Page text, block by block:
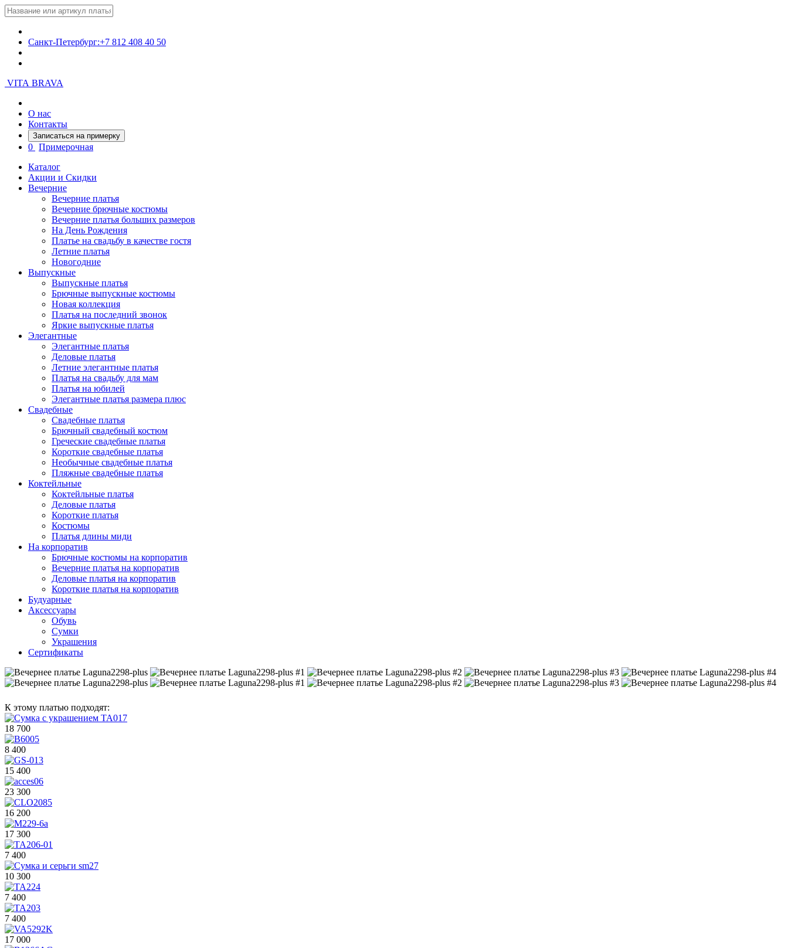
Санкт-Петербург:+7 812 408 40 50
VITA BRAVA
О нас
Контакты
Записаться на примерку
0 Примерочная
Каталог
Акции и Скидки
Вечерние
Вечерние платья
Вечерние брючные костюмы
Вечерние платья больших размеров
На День Рождения
Платье на свадьбу в качестве гостя
Летние платья
Новогодние
Выпускные
Выпускные платья
Брючные выпускные костюмы
Новая коллекция
Платья на последний звонок
Яркие выпускные платья
Элегантные
Элегантные платья
Деловые платья
Летние элегантные платья
Платья на свадьбу для мам
Платья на юбилей
Элегантные платья размера плюс
Свадебные
Свадебные платья
Брючный свадебный костюм
Греческие свадебные платья
Короткие свадебные платья
Необычные свадебные платья
Пляжные свадебные платья
Коктейльные
Коктейльные платья
Деловые платья
Короткие платья
Костюмы
Платья длины миди
На корпоратив
Брючные костюмы на корпоратив
Вечерние платья на корпоратив
Деловые платья на корпоратив
Короткие платья на корпоратив
Будуарные
Аксессуары
Обувь
Сумки
Украшения
Сертификаты
К этому платью подходят:
18 700
8 400
15 400
23 300
16 200
17 300
7 400
10 300
7 400
7 400
17 000